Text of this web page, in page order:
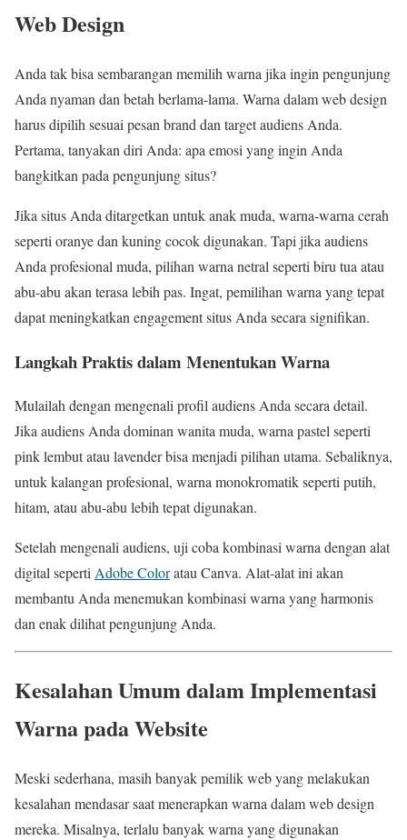
Web Design
Anda tak bisa sembarangan memilih warna jika ingin pengunjung
Anda nyaman dan betah berlama-lama. Warna dalam web design
harus dipilih sesuai pesan brand dan target audiens Anda.
Pertama, tanyakan diri Anda: apa emosi yang ingin Anda
bangkitkan pada pengunjung situs?
Jika situs Anda ditargetkan untuk anak muda, warna-warna cerah
seperti oranye dan kuning cocok digunakan. Tapi jika audiens
Anda profesional muda, pilihan warna netral seperti biru tua atau
abu-abu akan terasa lebih pas. Ingat, pemilihan warna yang tepat
dapat meningkatkan engagement situs Anda secara signifikan.
Langkah Praktis dalam Menentukan Warna
Mulailah dengan mengenali profil audiens Anda secara detail.
Jika audiens Anda dominan wanita muda, warna pastel seperti
pink lembut atau lavender bisa menjadi pilihan utama. Sebaliknya,
untuk kalangan profesional, warna monokromatik seperti putih,
hitam, atau abu-abu lebih tepat digunakan.
Setelah mengenali audiens, uji coba kombinasi warna dengan alat
digital sepertiAdobe Coloratau Canva. Alat-alat ini akan
membantu Anda menemukan kombinasi warna yang harmonis
dan enak dilihat pengunjung Anda.
Kesalahan Umum dalam Implementasi
Warna pada Website
Meski sederhana, masih banyak pemilik web yang melakukan
kesalahan mendasar saat menerapkan warna dalam web design
mereka. Misalnya, terlalu banyak warna yang digunakan